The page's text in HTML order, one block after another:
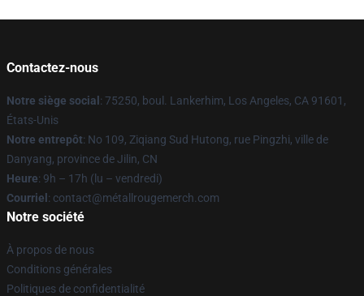
Contactez-nous
Notre siège social : 75250, boul. Lankerhim, Los Angeles, CA 91601,
États-Unis
Notre entrepôt: No 109, Ziqiang Sud Hutong, rue Pingzhi, ville de
Danyang, province de Jilin, CN
Heure: 9h – 17h (lu – vendredi)
Courriel : contact@métallrougemerch.com
Notre société
À propos de nous
Conditions générales
Politiques de confidentialité